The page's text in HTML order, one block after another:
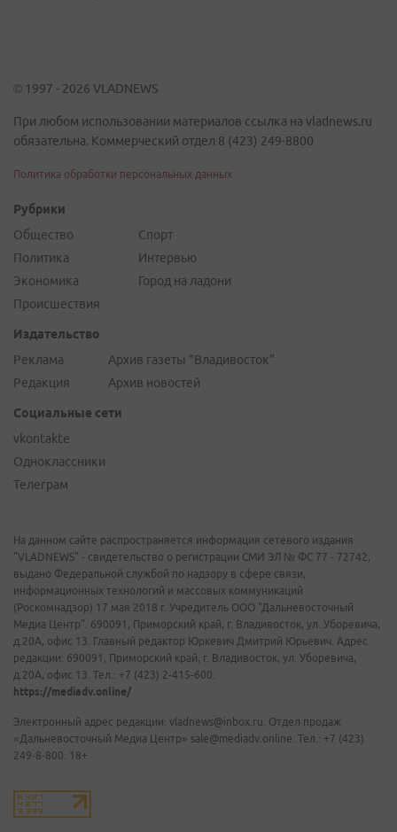
© 1997 - 2026 VLADNEWS
При любом использовании материалов ссылка на vladnews.ru
обязательна. Коммерческий отдел 8 (423) 249-8800
Политика обработки персональных данных
Рубрики
Общество
Политика
Экономика
Происшествия
Спорт
Интервью
Город на ладони
Издательство
Реклама
Редакция
Архив газеты "Владивосток"
Архив новостей
Социальные сети
vkontakte
Одноклассники
Телеграм
На данном сайте распространяется информация сетевого издания
"VLADNEWS" - свидетельство о регистрации СМИ ЭЛ № ФС 77 - 72742,
выдано Федеральной службой по надзору в сфере связи,
информационных технологий и массовых коммуникаций
(Роскомнадзор) 17 мая 2018 г. Учредитель ООО "Дальневосточный
Медиа Центр". 690091, Приморский край, г. Владивосток, ул. Уборевича,
д.20А, офис 13. Главный редактор Юркевич Дмитрий Юрьевич. Адрес
редакции: 690091, Приморский край, г. Владивосток, ул. Уборевича,
д.20А, офис 13. Тел.: +7 (423) 2-415-600.
https://mediadv.online/
Электронный адрес редакции: vladnews@inbox.ru. Отдел продаж
«Дальневосточный Медиа Центр» sale@mediadv.online. Тел.: +7 (423)
249-8-800. 18+